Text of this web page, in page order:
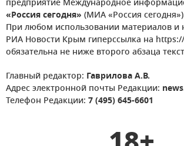
предприятие Международное
«Россия сегодня» (МИА «Россия
При любом использовании материалов и
РИА Новости Крым гиперссылка на
обязательна не ниже второго абзаца
Главный редактор: Гаврилова А.В.
Адрес электронной почты Редакции:
Телефон Редакции: 7 (495) 645-6601